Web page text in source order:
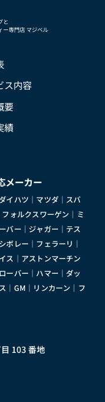
と
ー専門店 マジベル
ス内容
要
績
メーカー
イハツ｜マツダ｜スバ
ォルクスワーゲン｜ミ
バー｜ジャガー｜テス
ボレー｜フェラーリ｜
ス｜アストンマーチン
ーバー｜ハマー｜ダッ
｜GM｜リンカーン｜フ
103 番地